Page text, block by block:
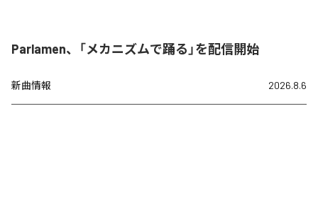
Parlamen、「メカニズムで踊る」を配信開始
新曲情報 2026.8.6